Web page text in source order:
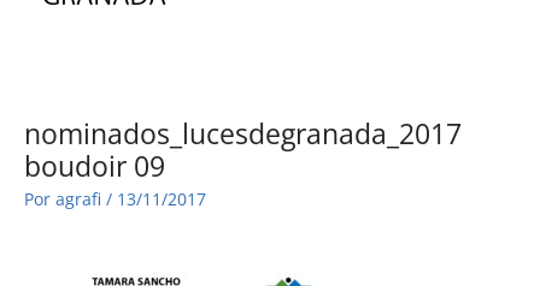
nominados_lucesdegranada_2017
boudoir 09
Por agrafi / 13/11/2017